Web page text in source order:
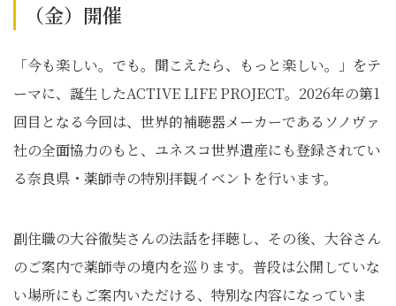
（金）開催
「今も楽しい。でも。聞こえたら、もっと楽しい。」をテ
ーマに、誕生したACTIVE LIFE PROJECT。2026年の第1
回目となる今回は、世界的補聴器メーカーであるソノヴァ
社の全面協力のもと、ユネスコ世界遺産にも登録されてい
る奈良県・薬師寺の特別拝観イベントを行います。
副住職の大谷徹奘さんの法話を拝聴し、その後、大谷さん
のご案内で薬師寺の境内を巡ります。普段は公開していな
い場所にもご案内いただける、特別な内容になっていま